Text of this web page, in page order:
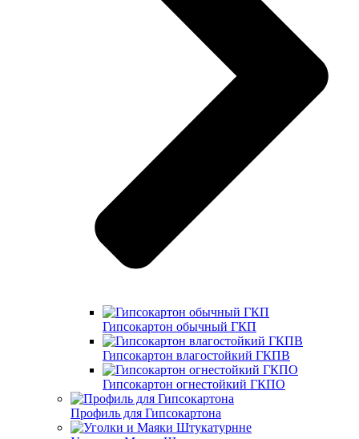
Гипсокартон обычный ГКП
Гипсокартон влагостойкий ГКПВ
Гипсокартон огнестойкий ГКПО
Профиль для Гипсокартона